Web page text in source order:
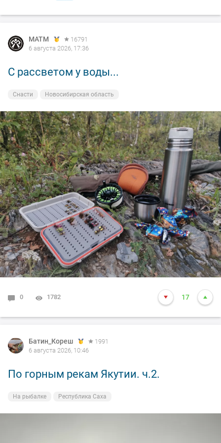
MATM
16791
6 августа 2026, 17:36
С рассветом у воды...
Снасти Новосибирская область
0 1782 17
Батин_Кореш
1991
6 августа 2026, 10:46
По горным рекам Якутии. ч.2.
На рыбалке Республика Саха